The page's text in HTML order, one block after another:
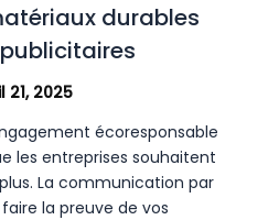
durables
21, 2025
écoresponsable
les entreprises souhaitent
La communication par
la preuve de vos